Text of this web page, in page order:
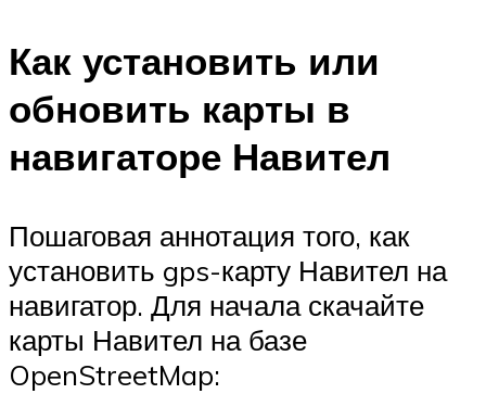
Как установить или
обновить карты в
навигаторе Навител
Пошаговая аннотация того, как
установить gps-карту Навител на
навигатор. Для начала скачайте
карты Навител на базе
OpenStreetMap: